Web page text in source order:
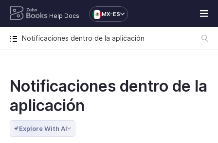
Help Docs MX-ES
Notificaciones dentro de la aplicación
Notificaciones dentro de la
aplicación
Explore With AI